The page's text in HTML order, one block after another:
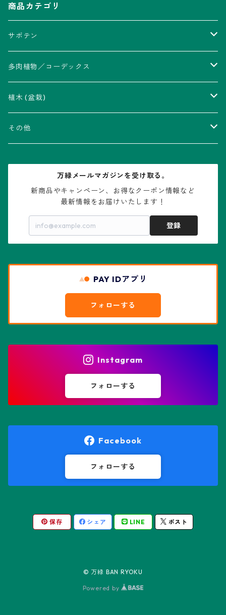
商品カテゴリ
サボテン
アストロフィツム属
瑠璃兜錦、兜丸錦
V-type兜
リザード・スキン兜
花園兜
アリオカルプス属
ウィギンシア属
エキノケレウス属
エキノプシス属
エリオシケ属
オレオケレウス属
friedrichii LB 2178
キリンドロオプンチア属
多肉植物／コーデックス
アカベ属
アロエ属
コノフィツム属
センナ属
パキポディウム属
フェネストラリア属
プセウドリトス属
ユーフォルビア属
植木 (盆栽)
ムクロジ科：カエデ属
その他
水石・景石
万緑メールマガジンを受け取る。
新商品やキャンペーン、お得なクーポン情報など
最新情報をお届けいたします！
登録
PAY IDアプリ
フォローする
Instagram
フォローする
Facebook
フォローする
保存 シェア LINE ポスト
© 万緑 BAN RYOKU
Powered by